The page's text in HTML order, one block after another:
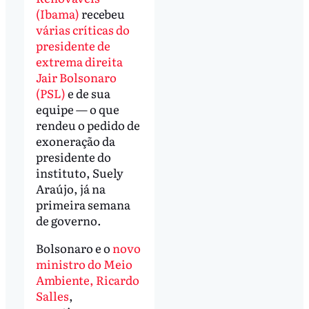
(Ibama) recebeu
várias críticas do
presidente de
extrema direita
Jair Bolsonaro
(PSL)e de sua
equipe — o que
rendeu o pedido de
exoneração da
presidente do
instituto, Suely
Araújo, já na
primeira semana
de governo.
Bolsonaro e o novo
ministro do Meio
Ambiente, Ricardo
Salles,